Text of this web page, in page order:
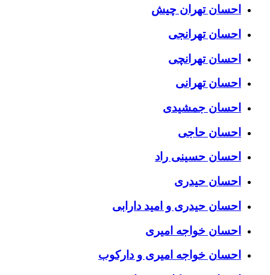
احسان تهران چیش
احسان تهرانجی
احسان تهرانچی
احسان تهرانی
احسان جمشیدی
احسان حاجی
احسان حسینی راد
احسان حیدری
احسان حیدری و امید دارابی
احسان خواجه امیری
احسان خواجه امیری و دارکوب